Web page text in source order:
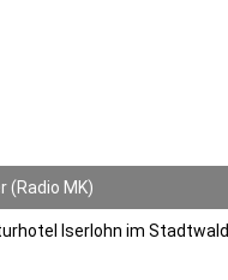
(Radio MK)
Iserlohn im Stadtwald.